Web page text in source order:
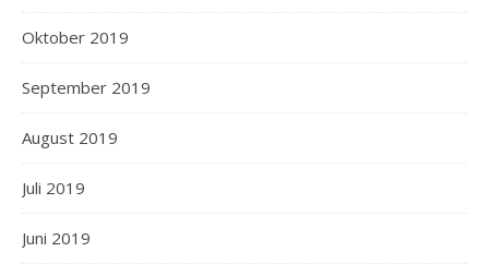
Oktober 2019
September 2019
August 2019
Juli 2019
Juni 2019